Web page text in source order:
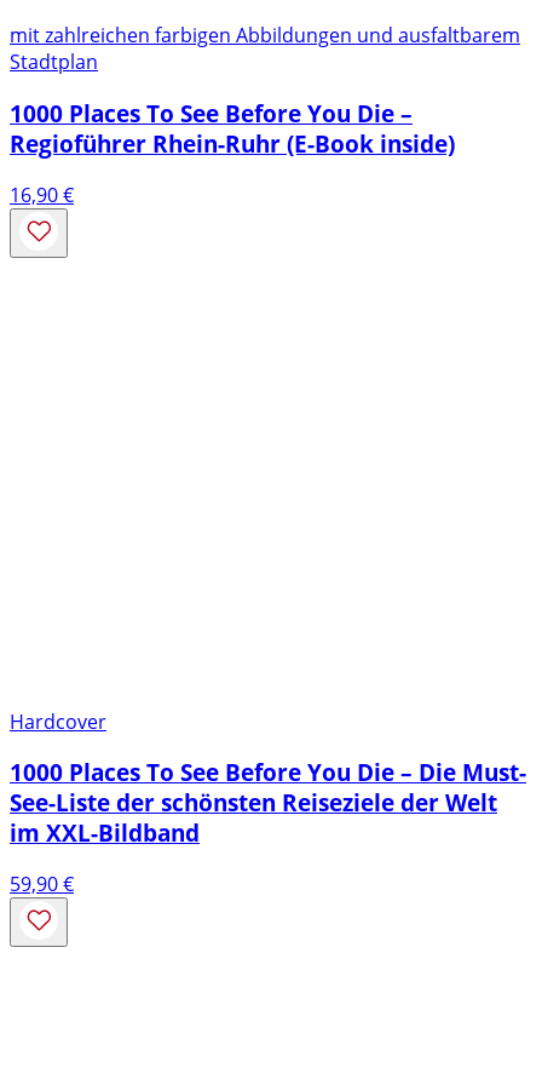
mit zahlreichen farbigen Abbildungen und ausfaltbarem
Stadtplan
1000 Places To See Before You Die –
Regioführer Rhein-Ruhr (E-Book inside)
16,90€
Hardcover
1000 Places To See Before You Die – Die Must-
See-Liste der schönsten Reiseziele der Welt
im XXL-Bildband
59,90€